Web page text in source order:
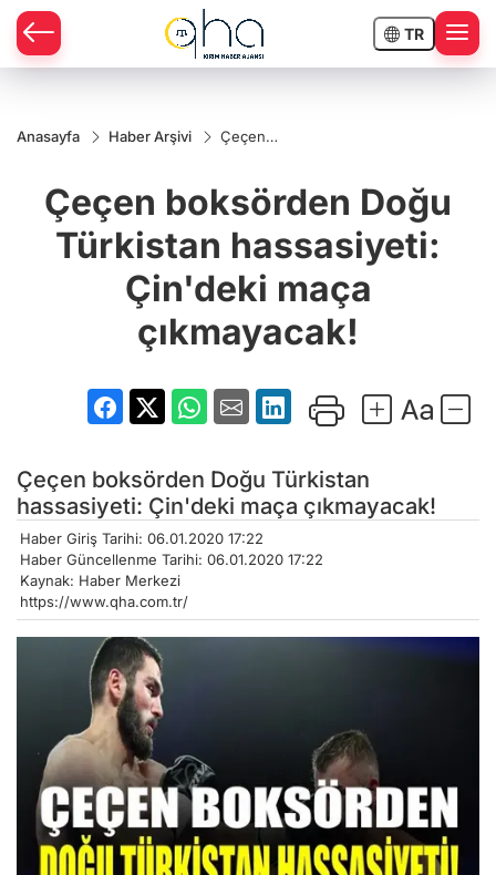
TR
Anasayfa Haber Arşivi
Çeçen
Türkistan
hassasiyeti:
maça
çıkmayacak!
Çeçen boksörden Doğu
Türkistan hassasiyeti:
Çin'deki maça
çıkmayacak!
Çeçen boksörden Doğu Türkistan
hassasiyeti: Çin'deki maça çıkmayacak!
Haber Giriş Tarihi: 06.01.2020 17:22
Haber Güncellenme Tarihi: 06.01.2020 17:22
Kaynak: Haber Merkezi
https://www.qha.com.tr/